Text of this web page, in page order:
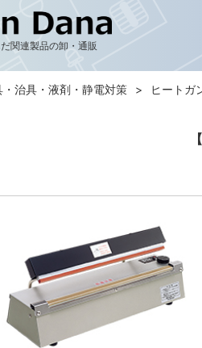
関連製品の卸・通販
・治具・液剤・静電対策 ヒートガ